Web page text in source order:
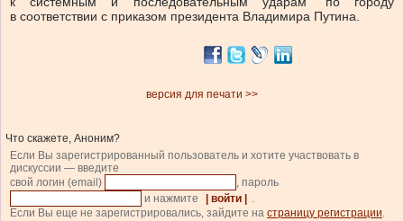
в соответствии с приказом президента Владимира Путина.
версия для печати >>
Что скажете, Аноним?
Если Вы зарегистрированный пользователь и хотите участвовать в
дискуссии — введите
свой логин (email)
, пароль
и нажмите
| войти |
.
Если Вы еще не зарегистрировались, зайдите на страницу регистрации.